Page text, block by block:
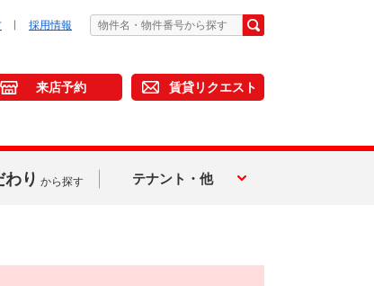
採用情報
来店予約 賃貸リクエスト
わり から探す テナント・他